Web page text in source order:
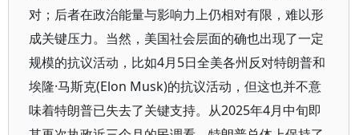
对；后者在政治能量与影响力上仍相对有限，难以形
成关键压力。当然，美国社会层面的确也出现了一定
规模的抗议活动，比如4月5日全美各州反对特朗普和
埃隆·马斯克(Elon Musk)的抗议活动，但这也并不意
味着特朗普已失去了关键支持。从2025年4月中旬即